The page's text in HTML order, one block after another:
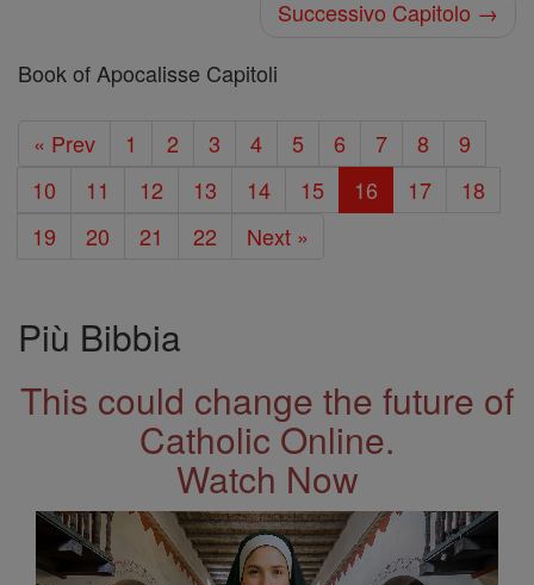
Successivo Capitolo →
Book of Apocalisse Capitoli
« Prev 1 2 3 4 5 6 7 8
9
10
11 12 13 14 15 16 17
18
19
20 21 22 Next »
Più Bibbia
This could change the future of
Catholic Online.
Watch Now